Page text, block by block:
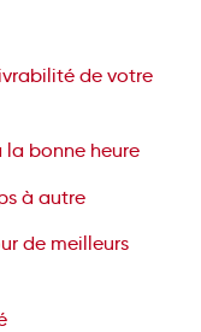
de votre
la bonne heure
à autre
de meilleurs